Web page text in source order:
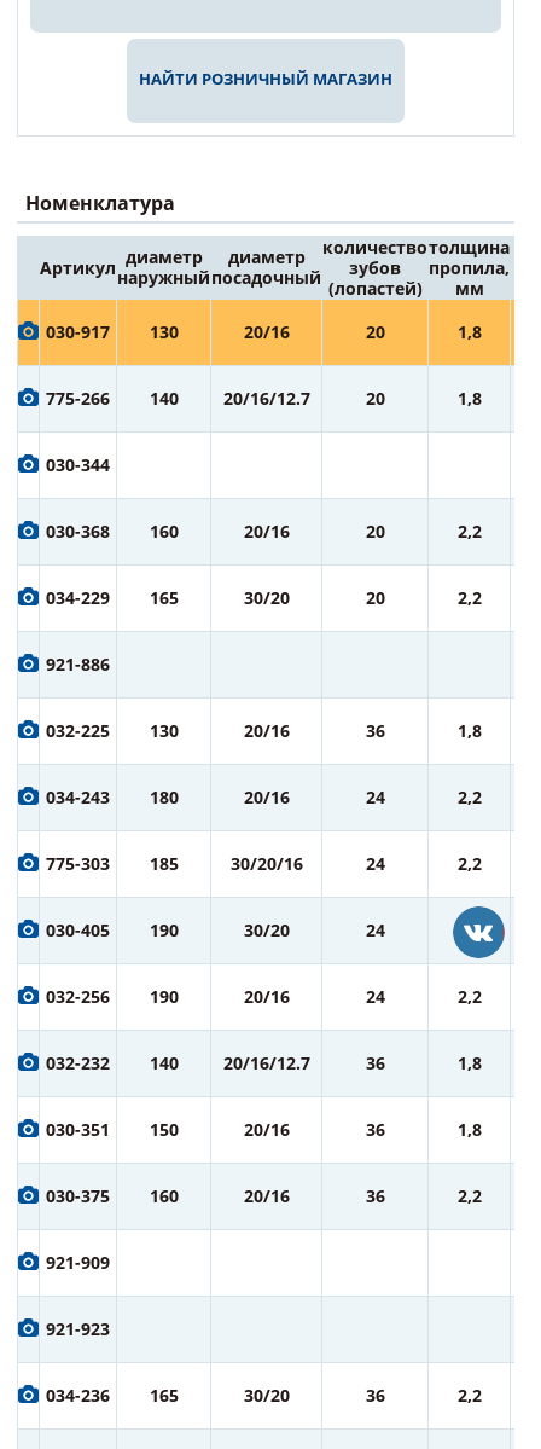
НАЙТИ РОЗНИЧНЫЙ МАГАЗИН
Номенклатура
Артикул диаметр
наружный
диаметр
посадочный
количество
зубов
(лопастей)
толщина
пропила,
мм
030-917 130 20/16 20 1,8
775-266 140 20/16/12.7 20 1,8
030-344
030-368 160 20/16 20 2,2
034-229 165 30/20 20 2,2
921-886
032-225 130 20/16 36 1,8
034-243 180 20/16 24 2,2
775-303 185 30/20/16 24 2,2
030-405 190 30/20 24 2,2
032-256 190 20/16 24 2,2
032-232 140 20/16/12.7 36 1,8
030-351 150 20/16 36 1,8
030-375 160 20/16 36 2,2
921-909
921-923
034-236 165 30/20 36 2,2